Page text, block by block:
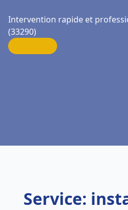
Intervention rapide et
(33290)
Service: